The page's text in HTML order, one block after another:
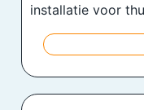
installatie voor